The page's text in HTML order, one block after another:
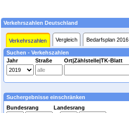
Verkehrszahlen Deutschland
Verkehrszahlen Vergleich Bedarfsplan 2016
Suchen - Verkehszahlen
Jahr
Straße Ort|Zählstelle|TK-Blatt
Suchergebnisse einschränken
Bundesrang Landesrang